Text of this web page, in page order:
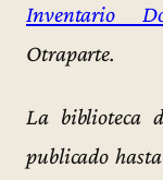
Inventario
Otraparte.
La biblioteca
publicado